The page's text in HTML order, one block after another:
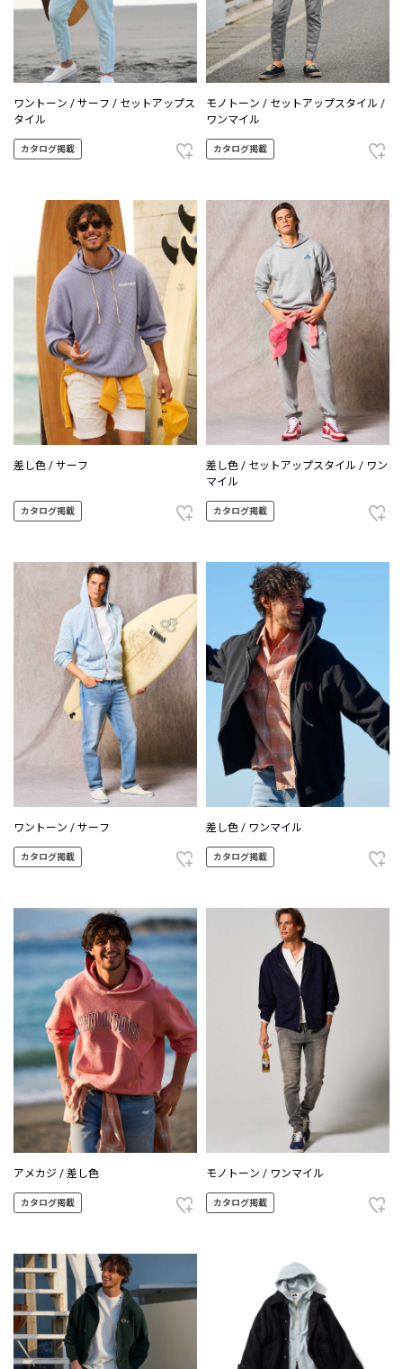
ワントーン / サーフ / セットアップス
タイル
カタログ掲載
モノトーン / セットアップスタイル /
ワンマイル
カタログ掲載
差し色 / サーフ
カタログ掲載
差し色 / セットアップスタイル / ワン
マイル
カタログ掲載
ワントーン / サーフ
カタログ掲載
差し色 / ワンマイル
カタログ掲載
アメカジ / 差し色
カタログ掲載
モノトーン / ワンマイル
カタログ掲載